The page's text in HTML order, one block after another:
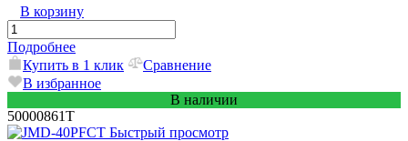
В корзину
Подробнее
Купить в 1 клик
Сравнение
В избранное
В наличии
50000861T
Быстрый просмотр